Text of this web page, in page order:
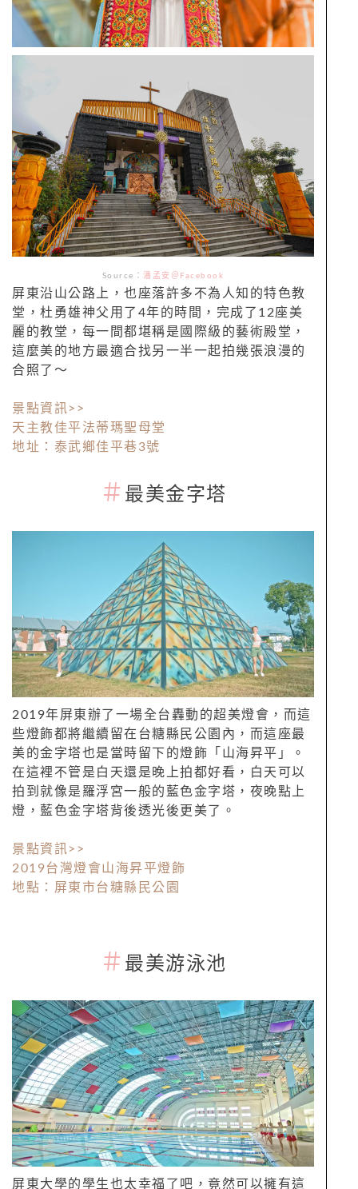
Source：潘孟安＠Facebook
屏東沿山公路上，也座落許多不為人知的特色教
堂，杜勇雄神父用了4年的時間，完成了12座美
麗的教堂，每一間都堪稱是國際級的藝術殿堂，
這麼美的地方最適合找另一半一起拍幾張浪漫的
合照了～
景點資訊>>
天主教佳平法蒂瑪聖母堂
地址：泰武鄉佳平巷3號
＃ 最美金字塔
2019年屏東辦了一場全台轟動的超美燈會，而這
些燈飾都將繼續留在台糖縣民公園內，而這座最
美的金字塔也是當時留下的燈飾「山海昇平」。
在這裡不管是白天還是晚上拍都好看，白天可以
拍到就像是羅浮宮一般的藍色金字塔，夜晚點上
燈，藍色金字塔背後透光後更美了。
景點資訊>>
2019台灣燈會山海昇平燈飾
地點：屏東市台糖縣民公園
＃ 最美游泳池
屏東大學的學生也太幸福了吧，竟然可以擁有這